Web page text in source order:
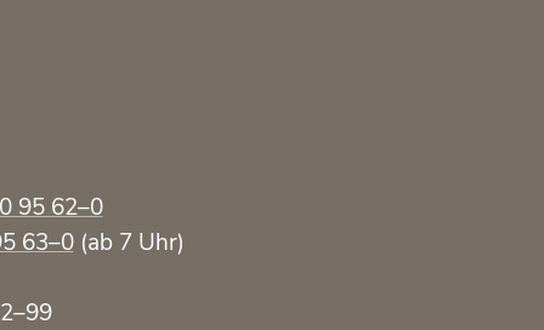
95 62–0
63–0(ab 7 Uhr)